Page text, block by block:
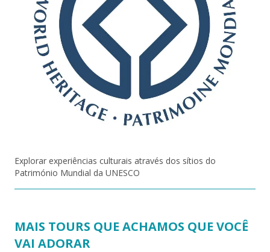
Explorar experiências culturais através dos sítios do
Património Mundial da UNESCO
MAIS TOURS QUE ACHAMOS QUE VOCÊ
VAI ADORAR